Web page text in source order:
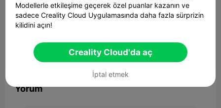
Rapor 7 
Yorum
Modellerle etkileşime geçerek özel puanlar kazanın ve
sadece Creality Cloud Uygulamasında daha fazla sürprizin
kilidini açın!
Creality Cloud'da aç
İptal etmek